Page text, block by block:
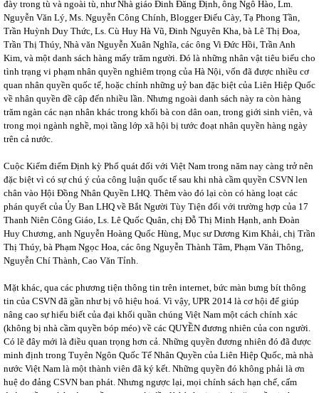
đày trong tù và ngoài tù, như Nhà giáo Đinh Đăng Định, ông Ngô Hào, Lm.
Nguyễn Văn Lý, Ms. Nguyễn Công Chính, Blogger Điếu Cày, Tạ Phong Tần,
Trần Huỳnh Duy Thức, Ls. Cù Huy Hà Vũ, Đinh Nguyên Kha, bà Lê Thị Đoa,
Trần Thị Thúy, Nhà văn Nguyễn Xuân Nghĩa, các ông Vi Đức Hồi, Trần Anh
Kim, và một danh sách hàng mấy trăm người. Đó là những nhân vật tiêu biểu cho
tình trạng vi phạm nhân quyền nghiêm trọng của Hà Nội, vốn đã được nhiều cơ
quan nhân quyền quốc tế, hoặc chính những uỷ ban đặc biệt của Liên Hiệp Quốc
về nhân quyền đề cập đến nhiều lần. Nhưng ngoài danh sách này ra còn hàng
trăm ngàn các nạn nhân khác trong khối bà con dân oan, trong giới sinh viên, và
trong mọi ngành nghề, mọi tầng lớp xã hội bị tước đoạt nhân quyền hàng ngày
trên cả nước.
Cuộc Kiểm điểm Định kỳ Phổ quát đối với Việt Nam trong năm nay càng trở nên
đặc biệt vì có sự chú ý của công luận quốc tế sau khi nhà cầm quyền CSVN len
chân vào Hội Đồng Nhân Quyền LHQ. Thêm vào đó lại còn có hàng loạt các
phán quyết của Ủy Ban LHQ về Bắt Người Tùy Tiện đối với trường hợp của 17
Thanh Niên Công Giáo, Ls. Lê Quốc Quân, chị Đỗ Thị Minh Hạnh, anh Đoàn
Huy Chương, anh Nguyễn Hoàng Quốc Hùng, Mục sư Dương Kim Khải, chị Trần
Thị Thúy, bà Phạm Ngọc Hoa, các ông Nguyễn Thành Tâm, Phạm Văn Thông,
Nguyễn Chí Thành, Cao Văn Tỉnh.
Mặt khác, qua các phương tiện thông tin trên internet, bức màn bưng bít thông
tin của CSVN đã gần như bị vô hiệu hoá. Vì vậy, UPR 2014 là cơ hội để giúp
nâng cao sự hiểu biết của đại khối quần chúng Việt Nam một cách chính xác
(không bị nhà cầm quyền bóp méo) về các QUYỀN đương nhiên của con người.
Có lẽ đây mới là điều quan trọng hơn cả. Những quyền đương nhiên đó đã được
minh định trong Tuyên Ngôn Quốc Tế Nhân Quyền của Liên Hiệp Quốc, mà nhà
nước Việt Nam là một thành viên đã ký kết. Những quyền đó không phải là ơn
huệ do đảng CSVN ban phát. Nhưng ngược lại, mọi chính sách hạn chế, cấm